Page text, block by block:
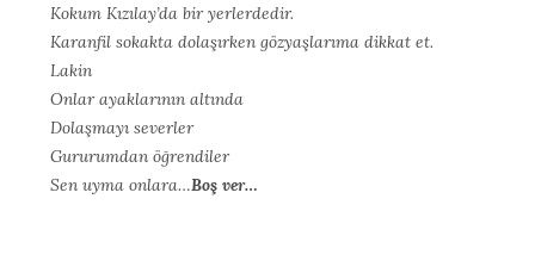
Kokum Kızılay’da bir yerlerdedir.
Karanfil sokakta dolaşırken gözyaşlarıma dikkat et.
Lakin
Onlar ayaklarının altında
Dolaşmayı severler
Gururumdan öğrendiler
Sen uyma onlara…Boş ver…